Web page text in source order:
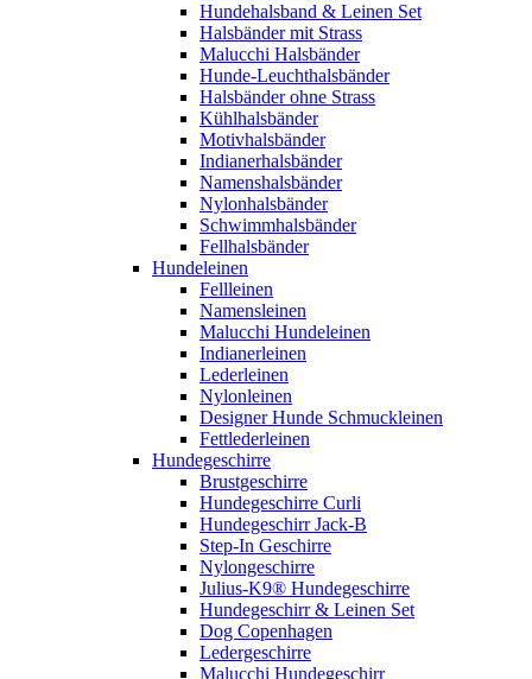
Hundehalsband & Leinen Set
Halsbänder mit Strass
Malucchi Halsbänder
Hunde-Leuchthalsbänder
Halsbänder ohne Strass
Kühlhalsbänder
Motivhalsbänder
Indianerhalsbänder
Namenshalsbänder
Nylonhalsbänder
Schwimmhalsbänder
Fellhalsbänder
Hundeleinen
Fellleinen
Namensleinen
Malucchi Hundeleinen
Indianerleinen
Lederleinen
Nylonleinen
Designer Hunde Schmuckleinen
Fettlederleinen
Hundegeschirre
Brustgeschirre
Hundegeschirre Curli
Hundegeschirr Jack-B
Step-In Geschirre
Nylongeschirre
Julius-K9® Hundegeschirre
Hundegeschirr & Leinen Set
Dog Copenhagen
Ledergeschirre
Malucchi Hundegeschirr